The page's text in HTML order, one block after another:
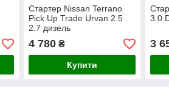
Стартер Nissan Terrano
Pick Up Trade Urvan 2.5
2.7 дизель
4 780₴
Купити
3.0
3